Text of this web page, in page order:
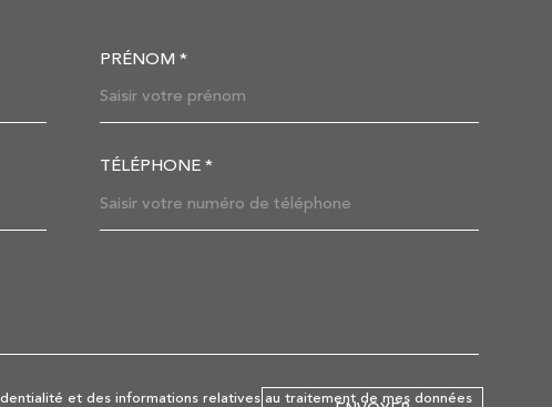
PRÉNOM *
TÉLÉPHONE *
et des informations relatives au traitement de mes données